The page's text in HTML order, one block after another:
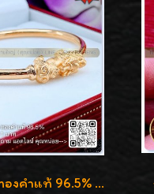
กำไลปี่เซียะทองคำแท้ 96.5% น้ำหนัก 1 บาท เสริมโชคลาภ